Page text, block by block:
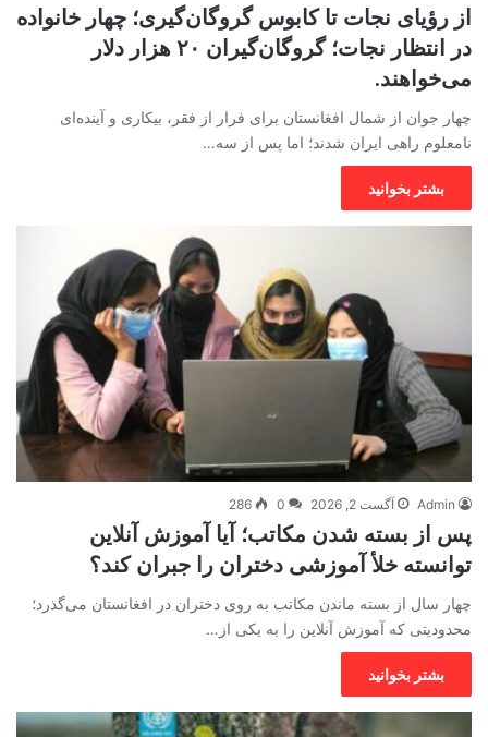
از رؤیای نجات تا کابوس گروگان‌گیری؛ چهار خانواده
در انتظار نجات؛ گروگان‌گیران ۲۰ هزار دلار
می‌خواهند.
چهار جوان از شمال افغانستان برای فرار از فقر، بیکاری و آینده‌ای
نامعلوم راهی ایران شدند؛ اما پس از سه…
بشتر بخوانید
Admin آگست 2, 2026 0
286
پس از بسته شدن مکاتب؛ آیا آموزش آنلاین
توانسته خلأ آموزشی دختران را جبران کند؟
چهار سال از بسته ماندن مکاتب به روی دختران در افغانستان می‌گذرد؛
محدودیتی که آموزش آنلاین را به یکی از…
بشتر بخوانید